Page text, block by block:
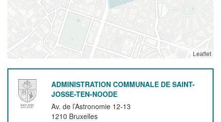
Leaflet
ADMINISTRATION COMMUNALE DE SAINT-
JOSSE-TEN-NOODE
Av. de l’Astronomie 12-13
1210 Bruxelles